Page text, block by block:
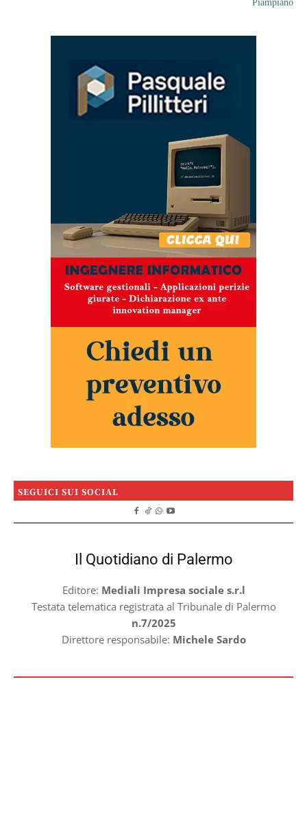
Piampiano
SEGUICI SUI SOCIAL
Il Quotidiano di Palermo
Editore: Mediali Impresa sociale s.r.l
Testata telematica registrata al Tribunale di Palermo
n.7/2025
Direttore responsabile: Michele Sardo